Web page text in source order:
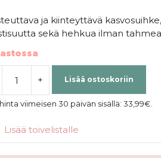
ja kiinteyttävä
sekä hehkua ilman
+ Lisää ostoskoriin
viimeisen 30 päivän sisällä: 33,99€
Lisää toivelistalle